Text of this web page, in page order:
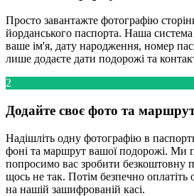
Просто завантажте фотографію
йорданського паспорта. Наша
ваше ім'я, дату народження, номер
лише додаєте дати подорожі та
2
Додайте своє фото та
Надішліть одну фотографію в
фоні та маршрут вашої подорожі. Ми
попросимо вас зробити безкоштовну
щось не так. Потім безпечно
на нашій зашифрованій касі.